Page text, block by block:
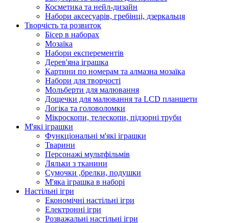
Косметика та нейл-дизайн
Набори аксесуарів, гребінці, дзеркальця
Творчість та розвиток
Бісер в наборах
Мозаїка
Набори експерементів
Дерев'яна іграшка
Картини по номерам та алмазна мозаїка
Набори для творчості
Мольберти для малювання
Дощечки для малювання та LCD планшети
Логіка та головоломки
Мікроскопи, телескопи, підзорні труби
М'які іграшки
Функціональні м'які іграшки
Тварини
Персонажі мультфільмів
Ляльки з тканини
Сумочки ,брелки, подушки
М'яка іграшка в наборі
Настільні ігри
Економічні настільні ігри
Електронні ігри
Розважальні настільні ігри